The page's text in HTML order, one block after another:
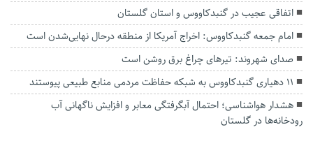
اتفاقی عجیب در‌ گنبدکاووس و استان گلستان
امام جمعه گنبدکاووس: اخراج آمریکا از منطقه درحال نهایی‌شدن است
صدای شهروند: تیرهای چراغ برق روشن است
۱۱ دهیاری گنبدکاووس به شبکه حفاظت مردمی منابع طبیعی پیوستند
هشدار هواشناسی؛ احتمال آبگرفتگی معابر و افزایش ناگهانی آب
رودخانه‌ها در گلستان